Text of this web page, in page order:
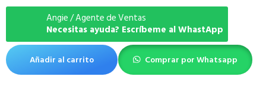
Angie / Agente de Ventas
Necesitas ayuda? Escríbeme al WhastApp
Añadir al carrito Comprar por Whatsapp